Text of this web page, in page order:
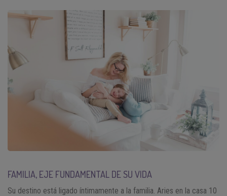
FAMILIA, EJE FUNDAMENTAL DE SU VIDA
Su destino está ligado íntimamente a la familia. Aries en la casa 10